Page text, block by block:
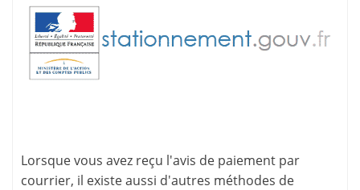
Lorsque vous avez reçu l'avis de paiement par
courrier, il existe aussi d'autres méthodes de